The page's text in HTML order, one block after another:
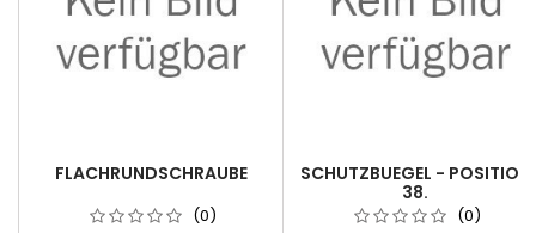
FLACHRUNDSCHRAUBE
(0)
SCHUTZBUEGEL - POSITION
38.
(0)